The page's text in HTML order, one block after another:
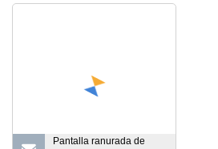
Pantalla ranurada de